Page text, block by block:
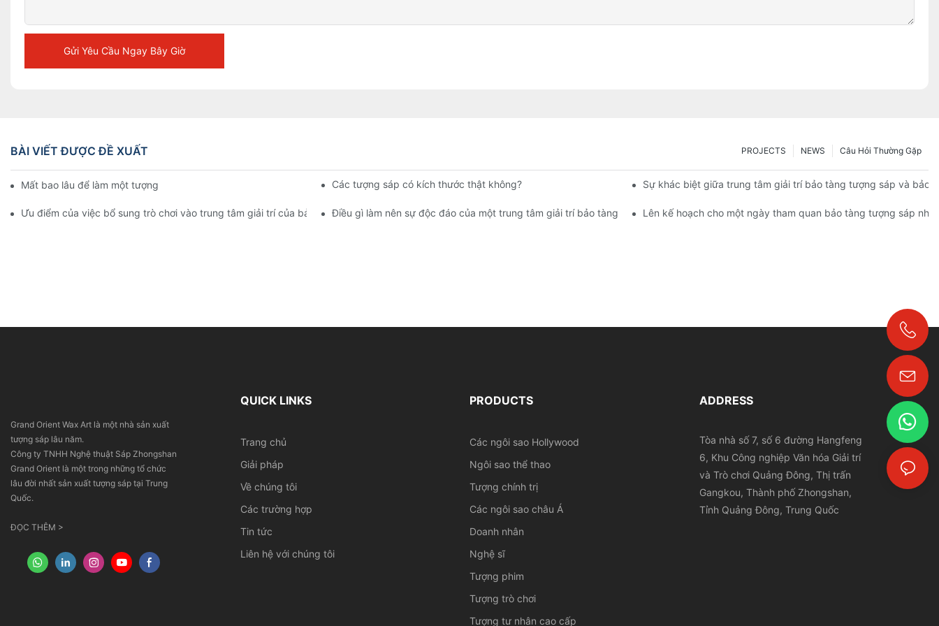
Gửi Yêu Cầu Ngay Bây Giờ
BÀI VIẾT ĐƯỢC ĐỀ XUẤT Câu Hỏi Thường Gặp
NEWS
PROJECTS
Mất bao lâu để làm một tượng sáp? Các tượng sáp có kích thước thật không? Sự khác biệt giữa trung tâm giải trí bảo tàng tượng sáp và bảo
Ưu điểm của việc bổ sung trò chơi vào trung tâm giải trí của bảo tàng tượng sáp | DXDF ArtĐiều gì làm nên sự độc đáo của một trung tâm giải trí bảo tàng tượng sáp? | DXDF ArtLên kế hoạch cho một ngày tham quan bảo tàng tượng sáp như
Grand Orient Wax Art là một nhà sản xuất
tượng sáp lâu năm.
Công ty TNHH Nghệ thuật Sáp Zhongshan
Grand Orient là một trong những tổ chức
lâu đời nhất sản xuất tượng sáp tại Trung
Quốc.
ĐỌC THÊM >
QUICK LINKS
Trang chủ
Giải pháp
Về chúng tôi
Các trường hợp
Tin tức
Liên hệ với chúng tôi
PRODUCTS
Các ngôi sao Hollywood
Ngôi sao thể thao
Tượng chính trị
Các ngôi sao châu Á
Doanh nhân
Nghệ sĩ
Tượng phim
Tượng trò chơi
Tượng tư nhân cao cấp
ADDRESS
Tòa nhà số 7, số 6 đường Hangfeng
6, Khu Công nghiệp Văn hóa Giải trí
và Trò chơi Quảng Đông, Thị trấn
Gangkou, Thành phố Zhongshan,
Tỉnh Quảng Đông, Trung Quốc